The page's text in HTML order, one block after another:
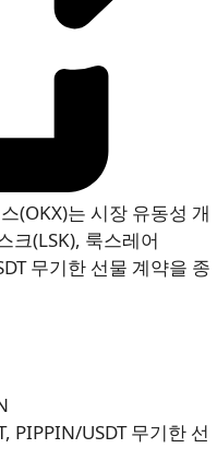
(OKX)는 시장 유동성 개
크(LSK), 룩스레어
무기한 선물 계약을 종
PIPPIN/USDT 무기한 선